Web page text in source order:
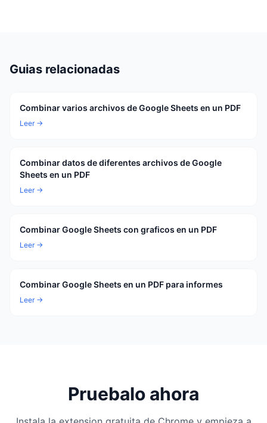
Guias relacionadas
Combinar varios archivos de Google Sheets en un PDF
Leer →
Combinar datos de diferentes archivos de Google
Sheets en un PDF
Leer →
Combinar Google Sheets con graficos en un PDF
Leer →
Combinar Google Sheets en un PDF para informes
Leer →
Pruebalo ahora